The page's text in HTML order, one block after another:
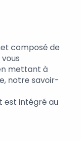
composé de
mettant à
notre savoir-
est intégré au